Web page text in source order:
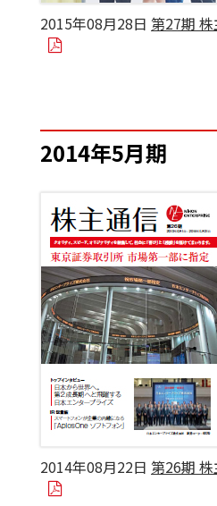
2015年08月28日 第27期 株
2014年5月期
2014年08月22日 第26期 株